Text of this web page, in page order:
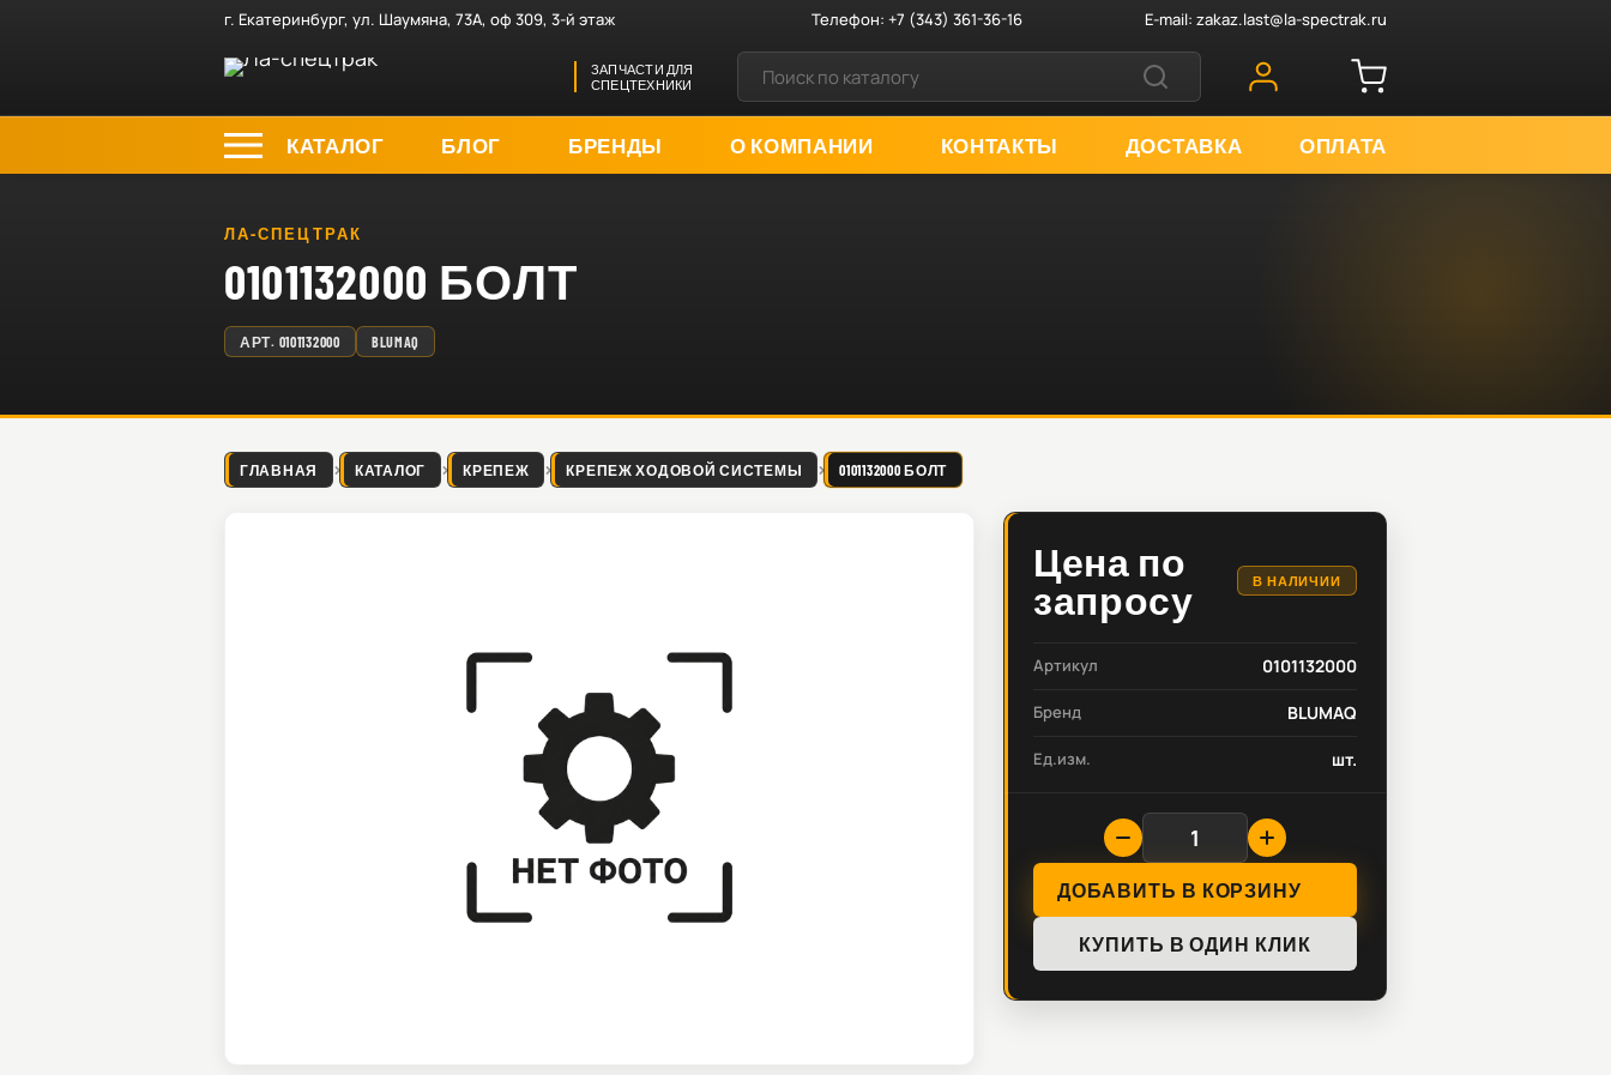
г. Екатеринбург, ул. Шаумяна, 73А, оф 309, 3-й этаж Телефон:+7 (343) 361-36-16 E-mail: zakaz.last@la-spectrak.ru
ЗАПЧАСТИ ДЛЯ
СПЕЦТЕХНИКИ
КАТАЛОГ БЛОГ БРЕНДЫ О КОМПАНИИ КОНТАКТЫ ДОСТАВКА ОПЛАТА
ЛА-СПЕЦТРАК
0101132000 БОЛТ
АРТ. 0101132000 BLUMAQ
ГЛАВНАЯ КАТАЛОГ КРЕПЕЖ КРЕПЕЖ ХОДОВОЙ СИСТЕМЫ 0101132000 БОЛТ
Цена по
запросу
В НАЛИЧИИ
Артикул 0101132000
Бренд BLUMAQ
Ед.изм. шт.
ДОБАВИТЬ В КОРЗИНУ
КУПИТЬ В ОДИН КЛИК